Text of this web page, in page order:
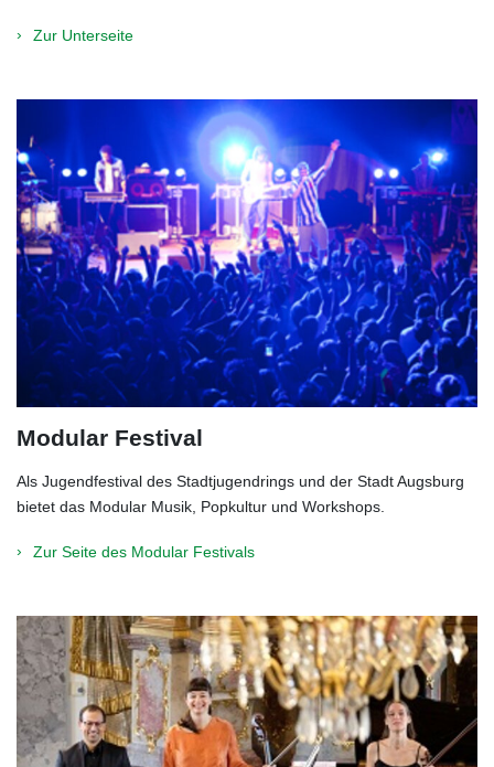
Zur Unterseite
Modular Festival
Als Jugendfestival des Stadtjugendrings und der Stadt Augsburg
bietet das Modular Musik, Popkultur und Workshops.
Zur Seite des Modular Festivals